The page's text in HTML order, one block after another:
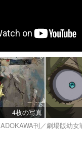
4枚の写真
刊／劇場版幼女